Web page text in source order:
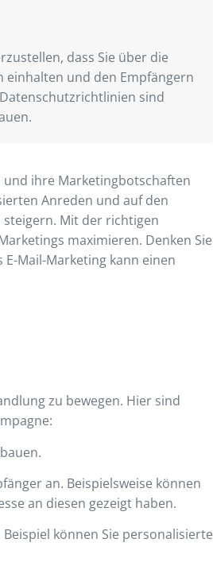
dass Sie über die
einhalten und den Empfängern
sind
ihre Marketingbotschaften
Anreden und auf den
steigern. Mit der richtigen
maximieren. Denken Sie
Mail-Marketing kann einen
zu bewegen. Hier sind
an. Beispielsweise können
an diesen gezeigt haben.
können Sie personalisierte